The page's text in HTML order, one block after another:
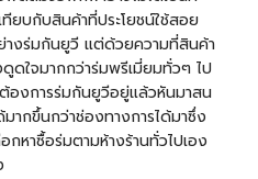
ยบกับสินค้าที่ประโยชน์ใช้สอย
งร่มกันยูวี แต่ด้วยความที่สินค้า
ดใจมากกว่าร่มพรีเมี่ยมทั่วๆ ไป
องการร่มกันยูวีอยู่แล้วหันมาสน
ากขึ้นกว่าช่องทางการได้มาซึ่ง
กหาซื้อร่มตามห้างร้านทั่วไปเอง